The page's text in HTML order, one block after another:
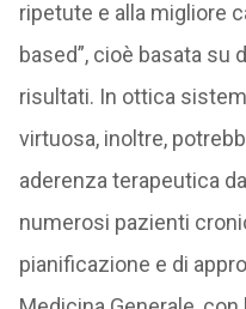
ripetute e alla migliore
based”, cioè basata su
risultati. In ottica
virtuosa, inoltre,
aderenza terapeutica
numerosi pazienti
pianificazione e di